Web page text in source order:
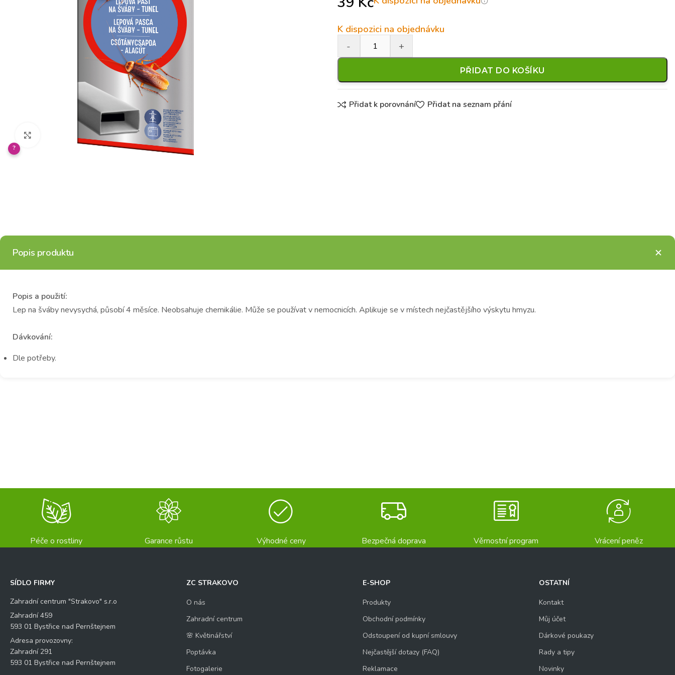
Klikněte pro zvětšení
?
K dispozici na objednávku
PŘIDAT DO KOŠÍKU
Přidat k porovnání Přidat na seznam přání
Popis produktu
Popis a použití:
Lep na šváby nevysychá, působí 4 měsíce. Neobsahuje chemikálie. Může se používat v nemocnicích. Aplikuje se v místech nejčastějšího výskytu hmyzu.
Dávkování:
Dle potřeby.
Péče o rostliny Garance růstu Výhodné ceny Bezpečná doprava Věrnostní program Vrácení peněz
SÍDLO FIRMY
Zahradní centrum "Strakovo" s.r.o
Zahradní 459
593 01 Bystřice nad Pernštejnem
Adresa provozovny:
Zahradní 291
593 01 Bystřice nad Pernštejnem
ZC STRAKOVO
O nás
Zahradní centrum
🌸 Květinářství
Poptávka
Fotogalerie
E-SHOP
Produkty
Obchodní podmínky
Odstoupení od kupní smlouvy
Nejčastější dotazy (FAQ)
Reklamace
OSTATNÍ
Kontakt
Můj účet
Dárkové poukazy
Rady a tipy
Novinky